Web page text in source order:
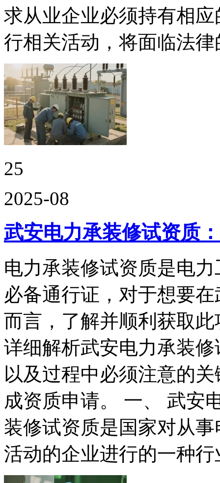
求从业企业必须持有相
行相关活动，将面临法
25
2025-08
武安电力承装修试资质
电力承装修试资质是电
必备通行证，对于想要
而言，了解并顺利获取
详细解析武安电力承装
以及过程中必须注意的
成资质申请。 一、 武安
装修试资质是国家对从
活动的企业进行的一种